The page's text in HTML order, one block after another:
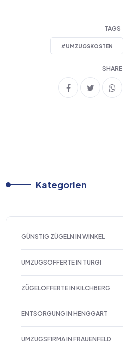
TAGS
#UMZUGSKOSTEN
SHARE
Kategorien
GÜNSTIG ZÜGELN IN WINKEL
UMZUGSOFFERTE IN TURGI
ZÜGELOFFERTE IN KILCHBERG
ENTSORGUNG IN HENGGART
UMZUGSFIRMA IN FRAUENFELD